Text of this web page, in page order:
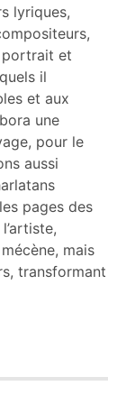
lyriques,
portrait et
il
et aux
une
pour le
aussi
pages des
mais
transformant